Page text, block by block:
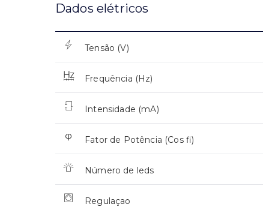
Dados elétricos
Tensão (V)
Frequência (Hz)
Intensidade (mA)
Fator de Potência (Cos fi)
Número de leds
Regulaçao